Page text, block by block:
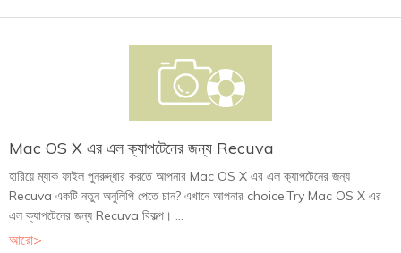
Mac OS X এর এল ক্যাপটেনের জন্য Recuva
হারিয়ে ম্যাক ফাইল পুনরুদ্ধার করতে আপনার Mac OS X এর এল ক্যাপটেনের জন্য
Recuva একটি নতুন অনুলিপি পেতে চান? এখানে আপনার choice.Try Mac OS X এর
এল ক্যাপটেনের জন্য Recuva বিকল্প। ...
আরো>